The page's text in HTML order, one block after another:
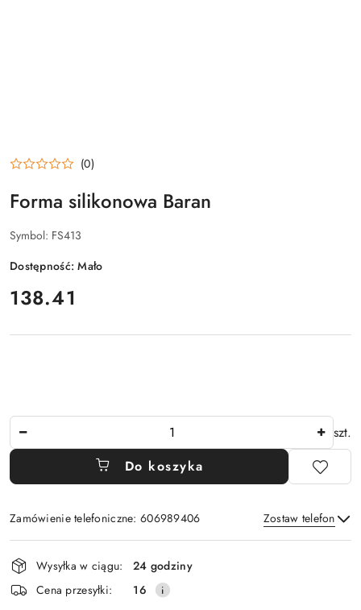
(0)
Forma silikonowa Baran
Symbol: FS413
Dostępność:Mało
cena:
138.41
szt.
Do koszyka
Zamówienie telefoniczne: 606989406 Zostaw telefon
Wyślij
Dostępność
i
dostawa
Wysyłka w ciągu:
24 godziny
Cena przesyłki:
16